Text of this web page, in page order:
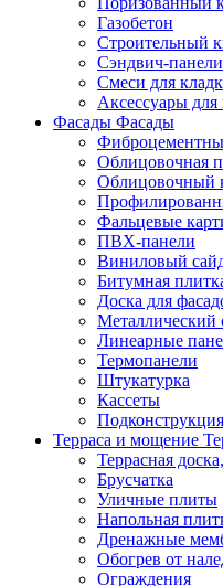
Газобетон
Строительный
Сэндвич-панели
Смеси для
Аксессуары для
Фасады Фасады
Облицовочная
Облицовочный
Фальцевые
ПВХ-панели
Виниловый
Битумная
Доска для
Металлический
Линеарные
Термопанели
Штукатурка
Кассеты
Подконструкция
Терраса и мощение
Террасная
Брусчатка
Уличные плиты
Напольная
Дренажные
Обогрев от
Ограждения